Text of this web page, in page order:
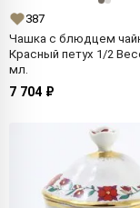
387
Чашка с блюдцем
Красный петух 1/2
мл.
7 704 ₽